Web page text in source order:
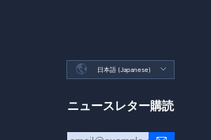
 日本語 (Japanese) 
ニュースレター購読